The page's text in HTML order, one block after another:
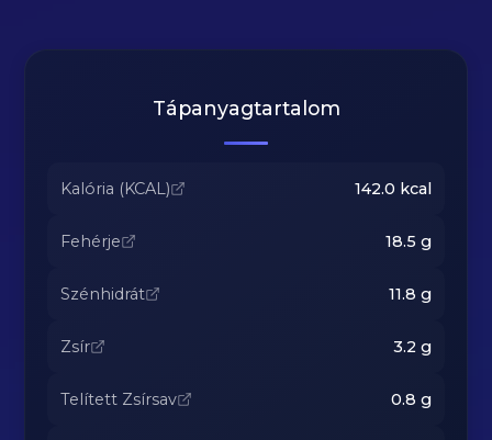
Tápanyagtartalom
Kalória (KCAL) 142.0 kcal
Fehérje 18.5 g
Szénhidrát 11.8 g
Zsír 3.2 g
Telített Zsírsav 0.8 g